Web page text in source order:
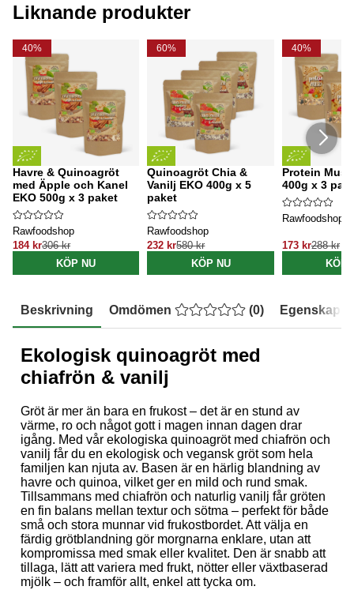
Liknande produkter
40%
Havre & Quinoagröt
med Äpple och Kanel
EKO 500g x 3 paket
Rawfoodshop
184 kr306 kr
KÖP NU
60%
Quinoagröt Chia &
Vanilj EKO 400g x 5
paket
Rawfoodshop
232 kr580 kr
KÖP NU
40%
Protein Musli
400g x 3
Rawfoodshop
173 kr288 kr
KÖP
Beskrivning Omdömen (0) Egenskaper
Ekologisk quinoagröt med
chiafrön & vanilj
Gröt är mer än bara en frukost – det är en stund av
värme, ro och något gott i magen innan dagen drar
igång. Med vår ekologiska quinoagröt med chiafrön och
vanilj får du en ekologisk och vegansk gröt som hela
familjen kan njuta av. Basen är en härlig blandning av
havre och quinoa, vilket ger en mild och rund smak.
Tillsammans med chiafrön och naturlig vanilj får gröten
en fin balans mellan textur och sötma – perfekt för både
små och stora munnar vid frukostbordet. Att välja en
färdig grötblandning gör morgnarna enklare, utan att
kompromissa med smak eller kvalitet. Den är snabb att
tillaga, lätt att variera med frukt, nötter eller växtbaserad
mjölk – och framför allt, enkel att tycka om.